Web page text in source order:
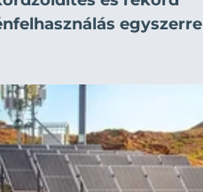
egyszerre